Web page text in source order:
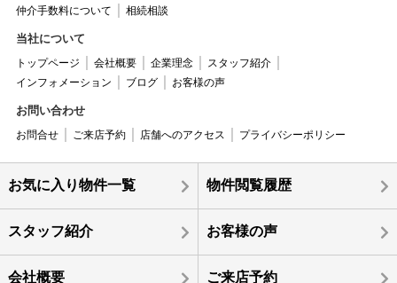
仲介手数料について
相続相談
当社について
トップページ 会社概要 企業理念
スタッフ紹介
インフォメーション
ブログ お客様の声
お問い合わせ
お問合せ ご来店予約 店舗へのアクセス プライバシーポリシー
お気に入り物件一覧 物件閲覧履歴
スタッフ紹介 お客様の声
会社概要 ご来店予約